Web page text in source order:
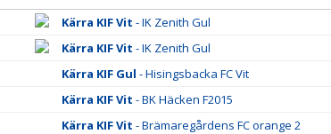
Kärra KIF Vit - IK Zenith Gul
Kärra KIF Vit - IK Zenith Gul
Kärra KIF Gul - Hisingsbacka FC Vit
Kärra KIF Vit - BK Häcken F2015
Kärra KIF Vit - Brämaregårdens FC orange 2